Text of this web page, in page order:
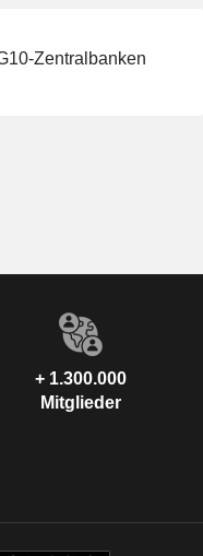
Zentralbanken
+ 1.300.000
Mitglieder